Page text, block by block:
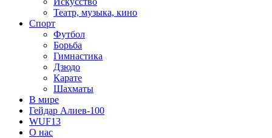
Театр, музыка, кино
Спорт
Футбол
Борьба
Гимнастика
Дзюдо
Карате
Шахматы
В мире
Гейдар Алиев-100
WUF13
О нас